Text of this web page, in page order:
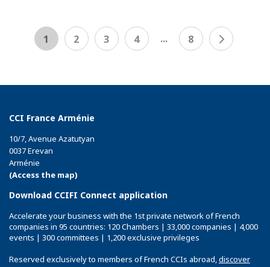
1 2 3 4 ... 8
CCI France Arménie
10/7, Avenue Azatutyan
0037 Erevan
Arménie
(Access the map)
Download CCIFI Connect application
Accelerate your business with the 1st private network of French
companies in 95 countries: 120 Chambers | 33,000 companies | 4,000
events | 300 committees | 1,200 exclusive privileges
Reserved exclusively to members of French CCIs abroad,discover